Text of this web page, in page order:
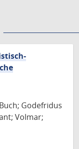
Godefridus
Volmar;